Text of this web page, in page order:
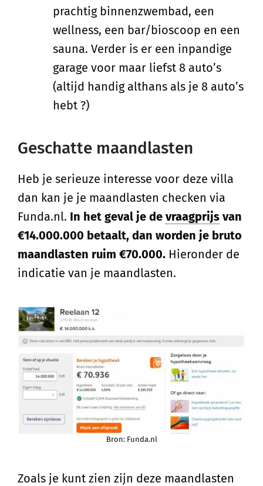
prachtig binnenzwembad, een
wellness, een bar/bioscoop en een
sauna. Verder is er een inpandige
garage voor maar liefst 8 auto’s
(altijd handig althans als je 8 auto’s
hebt ?)
Geschatte maandlasten
Heb je serieuze interesse voor deze villa
dan kan je je maandlasten checken via
Funda.nl. In het geval je de vraagprijs van
€14.000.000 betaalt, dan worden je bruto
maandlasten ruim €70.000. Hieronder de
indicatie van je maandlasten.
Bron: Funda.nl
Zoals je kunt zien zijn deze maandlasten